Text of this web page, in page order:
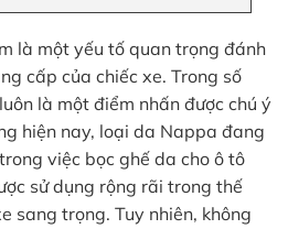
là một yếu tố quan trọng đánh
cấp của chiếc xe. Trong số
là một điểm nhấn được chú ý
hiện nay, loại da Nappa đang
việc bọc ghế da cho ô tô
sử dụng rộng rãi trong thế
sang trọng. Tuy nhiên, không